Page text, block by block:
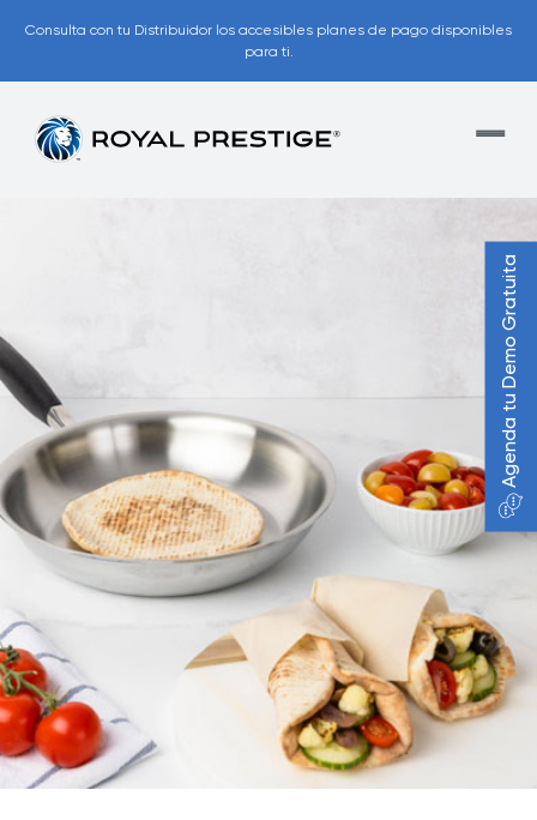
Consulta con tu Distribuidor los accesibles planes de pago disponibles
para ti.
Agenda tu Demo Gratuita